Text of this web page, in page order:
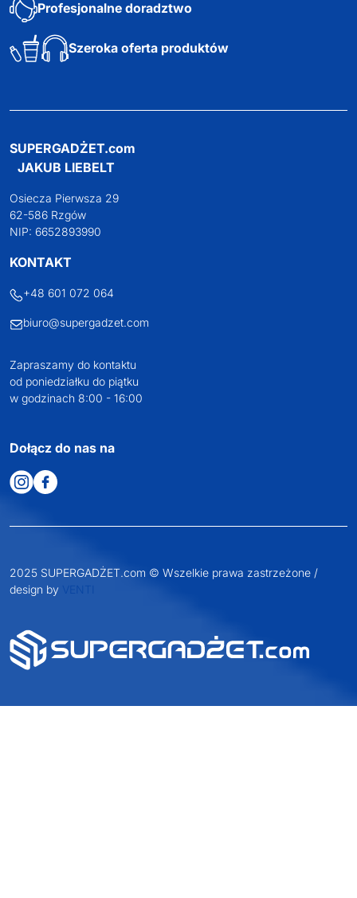
Profesjonalne doradztwo
Szeroka oferta produktów
SUPERGADŻET.com
JAKUB LIEBELT
Osiecza Pierwsza 29
62-586 Rzgów
NIP: 6652893990
KONTAKT
+48 601 072 064
biuro@supergadzet.com
Zapraszamy do kontaktu
od poniedziałku do piątku
w godzinach 8:00 - 16:00
Dołącz do nas na
2025 SUPERGADŻET.com © Wszelkie prawa zastrzeżone /
design by VENTI